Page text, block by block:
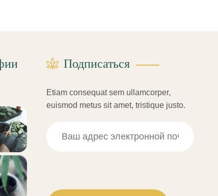
Подписаться
Etiam consequat sem ullamcorper,
euismod metus sit amet, tristique justo.